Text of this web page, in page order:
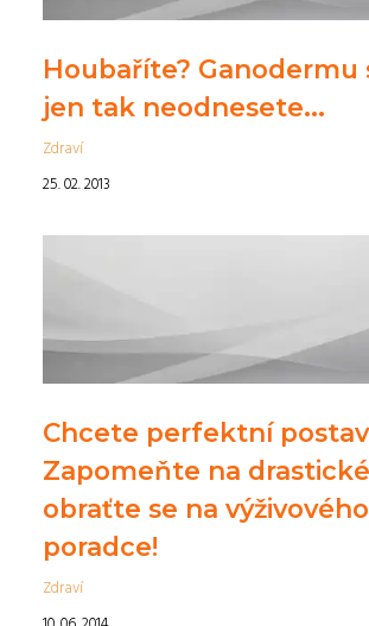
Houbaříte? Ganodermu
jen tak neodnesete...
Zdraví
25. 02. 2013
Chcete perfektní
Zapomeňte na
obraťte se na výživového
poradce!
Zdraví